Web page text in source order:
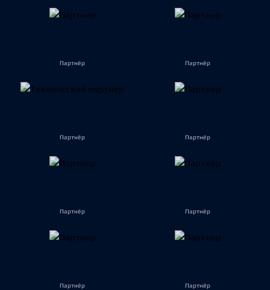
Партнёр Партнёр
Партнёр Партнёр
Партнёр Партнёр
Партнёр Партнёр